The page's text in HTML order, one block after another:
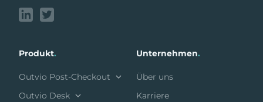
Produkt.
Outvio Post-Checkout
Outvio Desk
Unternehmen.
Über uns
Karriere